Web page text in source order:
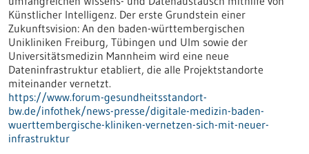
Künstlicher Intelligenz. Der erste Grundstein einer
Zukunftsvision: An den baden-württembergischen
Unikliniken Freiburg, Tübingen und Ulm sowie der
Universitätsmedizin Mannheim wird eine neue
Dateninfrastruktur etabliert, die alle Projektstandorte
miteinander vernetzt.
https://www.forum-gesundheitsstandort-
bw.de/infothek/news-presse/digitale-medizin-baden-
wuerttembergische-kliniken-vernetzen-sich-mit-neuer-
infrastruktur